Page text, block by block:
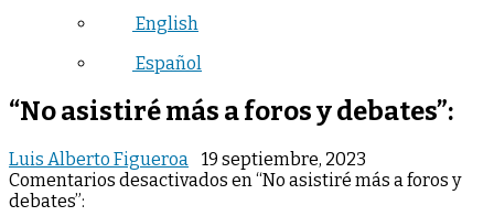
English
Español
“No asistiré más a foros y debates”:
Luis Alberto Figueroa
19 septiembre, 2023
Comentarios desactivados en “No asistiré más a foros y
debates”: